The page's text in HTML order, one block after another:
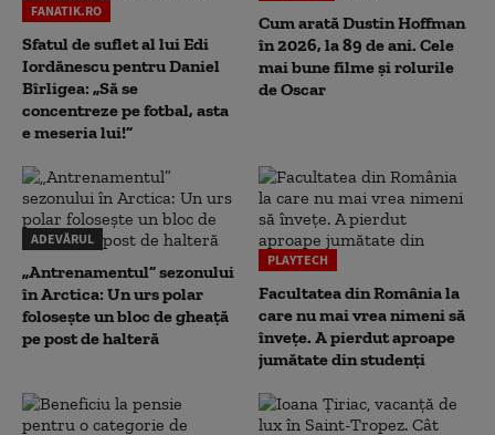
FANATIK.RO
Sfatul de suflet al lui Edi
Iordănescu pentru Daniel
Bîrligea: „Să se
concentreze pe fotbal, asta
e meseria lui!”
Cum arată Dustin Hoffman
în 2026, la 89 de ani. Cele
mai bune filme și rolurile
de Oscar
ADEVĂRUL
„Antrenamentul” sezonului
în Arctica: Un urs polar
folosește un bloc de gheață
pe post de halteră
PLAYTECH
Facultatea din România la
care nu mai vrea nimeni să
înveţe. A pierdut aproape
jumătate din studenţi